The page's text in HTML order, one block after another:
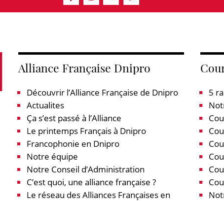
Alliance Française Dnipro
Découvrir l’Alliance Française de Dnipro
Actualites
Ça s’est passé à l’Alliance
Le printemps Français à Dnipro
Francophonie en Dnipro
Notre équipe
Notre Conseil d’Administration
C’est quoi, une alliance française ?
Le réseau des Alliances Françaises en
5